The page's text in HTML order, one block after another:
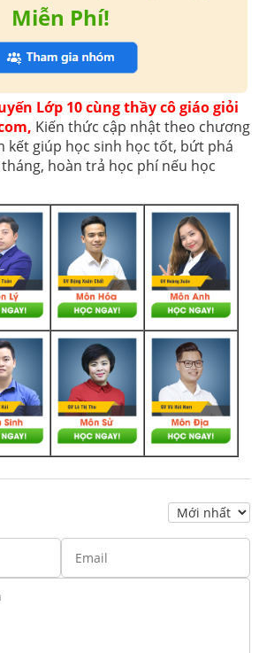
Miễn Phí!
Lớp 10 cùng thầy cô giáo giỏi
Kiến thức cập nhật theo chương
kết giúp học sinh học tốt, bứt phá
hoàn trả học phí nếu học